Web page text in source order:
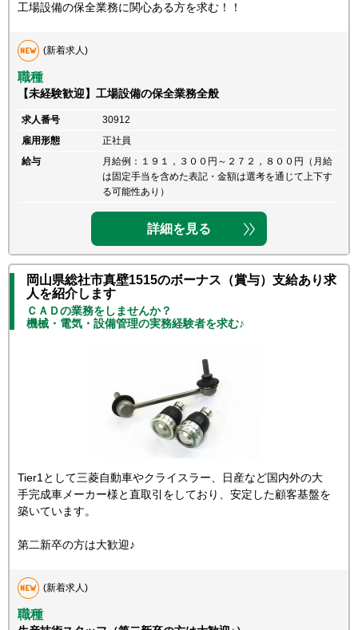
工場設備の保全業務に関心ある方を求む！！
(新着求人)
職種
【未経験歓迎】工場設備の保全業務全般
求人番号
30912
雇用形態
正社員
給与
月給例：１９１，３００円～２７２，８００円（月給
は固定手当を含めた表記・金額は選考を通じて上下す
る可能性あり）
詳細を見る
岡山県総社市真壁1515のボーナス（賞与）支給あり求
人を紹介します
ＣＡＤの業務をしませんか？
機械・電気・設備管理の実務経験者を求む♪
Tier1として三菱自動車やクライスラー、日産など国内外の大
手完成車メーカー様と直取引をしており、安定した顧客基盤を
築いています。
第二新卒の方は大歓迎♪
(新着求人)
職種